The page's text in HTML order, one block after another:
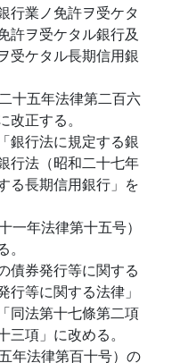
行業ノ免許ヲ受ケタ
許ヲ受ケタル銀行及
受ケタル長期信用銀
十五年法律第二百六
正する。
銀行法に規定する銀
行法（昭和二十七年
る長期信用銀行」を
一年法律第十五号）
債券発行等に関する
等に関する法律」
同法第十七條第二項
項」に改める。
年法律第百十号）の